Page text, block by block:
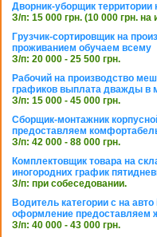
Дворник-уборщик
З/п: 15 000 грн. (10 000 грн.
Грузчик-сортировщик на
проживанием обучаем всему
З/п: 20 000 - 25 500 грн.
Рабочий на производство
графиков выплата дважды в
З/п: 15 000 - 45 000 грн.
Сборщик-монтажник
предоставляем
З/п: 42 000 - 88 000 грн.
Комплектовщик товара на
иногородних график
З/п: при собеседовании.
Водитель категории с на
оформление предоставляем
З/п: 40 000 - 43 000 грн.